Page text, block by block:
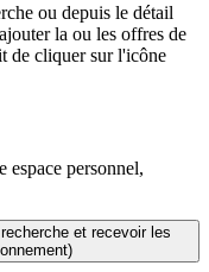
ou depuis le détail
la ou les offres de
de cliquer sur l'icône
espace personnel,
et recevoir les